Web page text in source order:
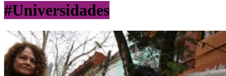
#Universidades